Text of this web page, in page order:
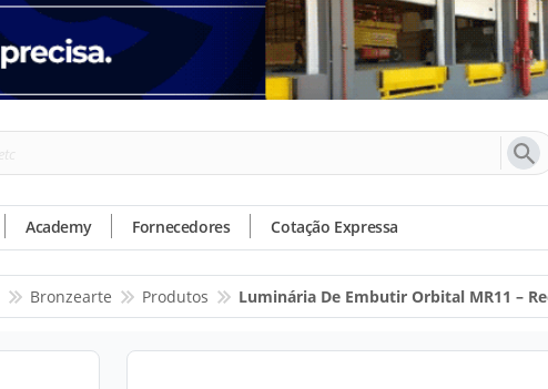
Academy Fornecedores Cotação Expressa
Bronzearte Produtos Luminária De Embutir Orbital MR11 –